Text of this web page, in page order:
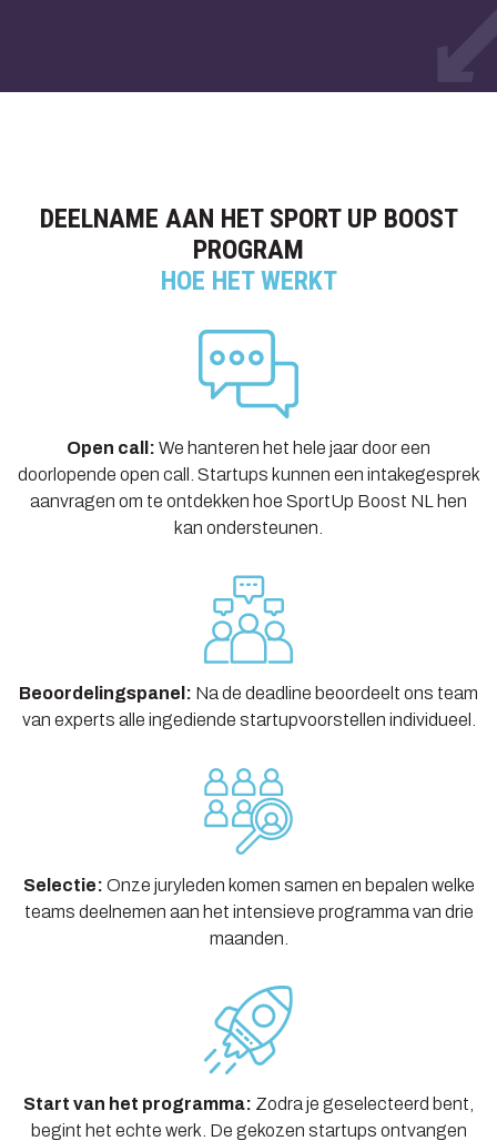
DEELNAME AAN HET SPORT UP BOOST
PROGRAM
HOE HET WERKT
Open call: We hanteren het hele jaar door een
doorlopende open call. Startups kunnen een intakegesprek
aanvragen om te ontdekken hoe SportUp Boost NL hen
kan ondersteunen.
Beoordelingspanel: Na de deadline beoordeelt ons team
van experts alle ingediende startupvoorstellen individueel.
Selectie: Onze juryleden komen samen en bepalen welke
teams deelnemen aan het intensieve programma van drie
maanden.
Start van het programma: Zodra je geselecteerd bent,
begint het echte werk. De gekozen startups ontvangen